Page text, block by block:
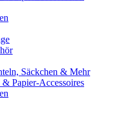
Säckchen & Mehr
Papier-Accessoires